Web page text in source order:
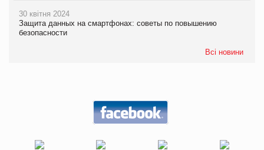
30 квітня 2024
Защита данных на смартфонах: советы по повышению
безопасности
Всі новини